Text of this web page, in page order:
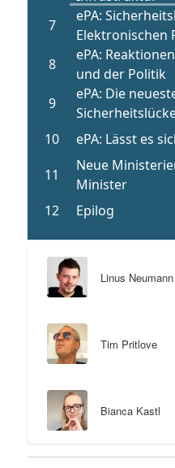
Linus Neumann
Tim Pritlove
Bianca Kastl